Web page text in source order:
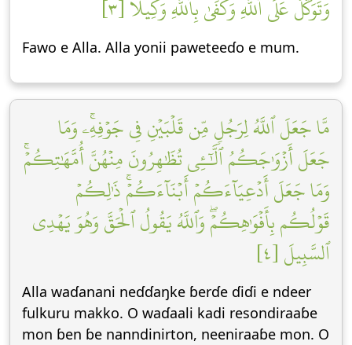
وَتَوَكَّلۡ عَلَى ٱللَّهِۚ وَكَفَىٰ بِٱللَّهِ وَكِيلٗا [٣]
Fawo e Alla. Alla yonii paweteeɗo e mum.
مَّا جَعَلَ ٱللَّهُ لِرَجُلٖ مِّن قَلۡبَيۡنِ فِي جَوۡفِهِۦۚ وَمَا
جَعَلَ أَزۡوَٰجَكُمُ ٱلَّٰٓـِٔي تُظَٰهِرُونَ مِنۡهُنَّ أُمَّهَٰتِكُمۡۚ
وَمَا جَعَلَ أَدۡعِيَآءَكُمۡ أَبۡنَآءَكُمۡۚ ذَٰلِكُمۡ
قَوۡلُكُم بِأَفۡوَٰهِكُمۡۖ وَٱللَّهُ يَقُولُ ٱلۡحَقَّ وَهُوَ يَهۡدِي
ٱلسَّبِيلَ [٤]
Alla waɗanani neɗɗaŋke ɓerɗe ɗiɗi e ndeer
fulkuru makko. O waɗaali kadi resondiraaɓe
mon ɓen ɓe nanndinirton, neeniraaɓe mon. O